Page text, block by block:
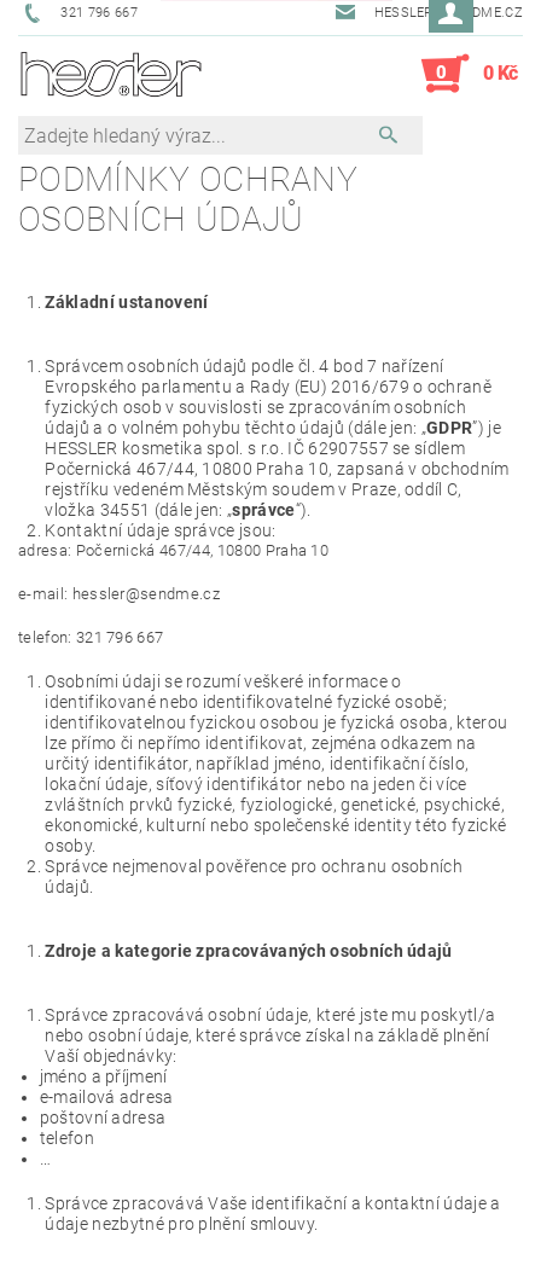
321 796 667 HESSLER@SENDME.CZ
0 0 Kč
PODMÍNKY OCHRANY
OSOBNÍCH ÚDAJŮ
Základní ustanovení
Správcem osobních údajů podle čl. 4 bod 7 nařízení
Evropského parlamentu a Rady (EU) 2016/679 o ochraně
fyzických osob v souvislosti se zpracováním osobních
údajů a o volném pohybu těchto údajů (dále jen: „GDPR”) je
HESSLER kosmetika spol. s r.o. IČ 62907557 se sídlem
Počernická 467/44, 10800 Praha 10, zapsaná v obchodním
rejstříku vedeném Městským soudem v Praze, oddíl C,
vložka 34551 (dále jen: „správce“).
Kontaktní údaje správce jsou:
adresa: Počernická 467/44, 10800 Praha 10
e-mail: hessler@sendme.cz
telefon: 321 796 667
Osobními údaji se rozumí veškeré informace o
identifikované nebo identifikovatelné fyzické osobě;
identifikovatelnou fyzickou osobou je fyzická osoba, kterou
lze přímo či nepřímo identifikovat, zejména odkazem na
určitý identifikátor, například jméno, identifikační číslo,
lokační údaje, síťový identifikátor nebo na jeden či více
zvláštních prvků fyzické, fyziologické, genetické, psychické,
ekonomické, kulturní nebo společenské identity této fyzické
osoby.
Správce nejmenoval pověřence pro ochranu osobních
údajů.
Zdroje a kategorie zpracovávaných osobních údajů
Správce zpracovává osobní údaje, které jste mu poskytl/a
nebo osobní údaje, které správce získal na základě plnění
Vaší objednávky:
jméno a příjmení
e-mailová adresa
poštovní adresa
telefon
Správce zpracovává Vaše identifikační a kontaktní údaje a
údaje nezbytné pro plnění smlouvy.